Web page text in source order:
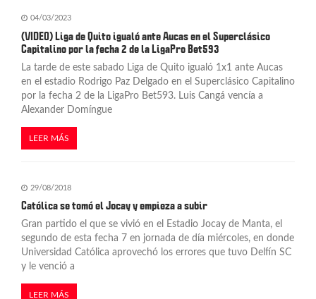
04/03/2023
(VIDEO) Liga de Quito igualó ante Aucas en el Superclásico
Capitalino por la fecha 2 de la LigaPro Bet593
La tarde de este sabado Liga de Quito igualó 1x1 ante Aucas
en el estadio Rodrigo Paz Delgado en el Superclásico Capitalino
por la fecha 2 de la LigaPro Bet593. Luis Cangá vencía a
Alexander Domíngue
LEER MÁS
29/08/2018
Católica se tomó el Jocay y empieza a subir
Gran partido el que se vivió en el Estadio Jocay de Manta, el
segundo de esta fecha 7 en jornada de día miércoles, en donde
Universidad Católica aprovechó los errores que tuvo Delfín SC
y le venció a
LEER MÁS